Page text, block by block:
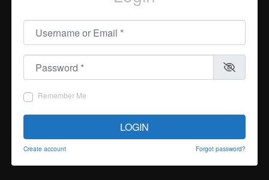
Username or Email
Password
Remember Me
LOGIN
Create account Forgot password?